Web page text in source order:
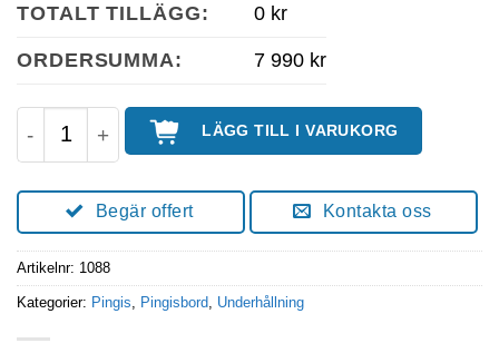
TOTALT TILLÄGG: 0 kr
ORDERSUMMA: 7 990 kr
Pingisbord / Bordtennisbord K1 Utomhus Vikbar
LÄGG TILL I VARUKORG
Begär offert Kontakta oss
Artikelnr: 1088
Kategorier: Pingis, Pingisbord, Underhållning